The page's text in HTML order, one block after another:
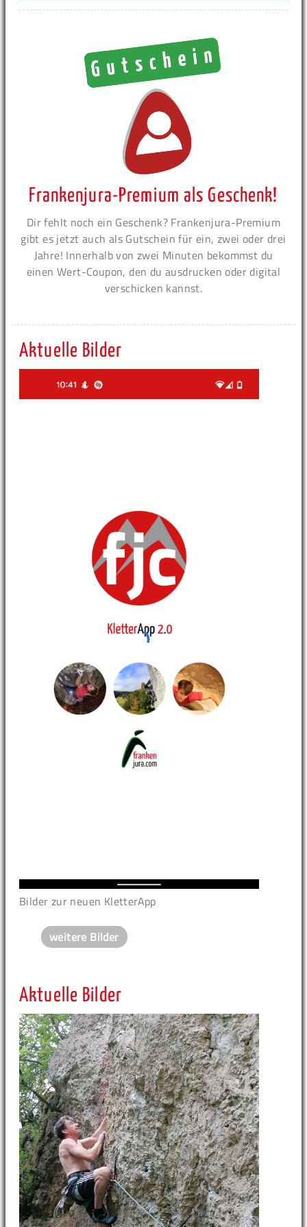
Frankenjura-Premium als Geschenk!
Dir fehlt noch ein Geschenk? Frankenjura-Premium
gibt es jetzt auch als Gutschein für ein, zwei oder drei
Jahre! Innerhalb von zwei Minuten bekommst du
einen Wert-Coupon, den du ausdrucken oder digital
verschicken kannst.
Aktuelle Bilder
Bilder zur neuen KletterApp
weitere Bilder
Aktuelle Bilder